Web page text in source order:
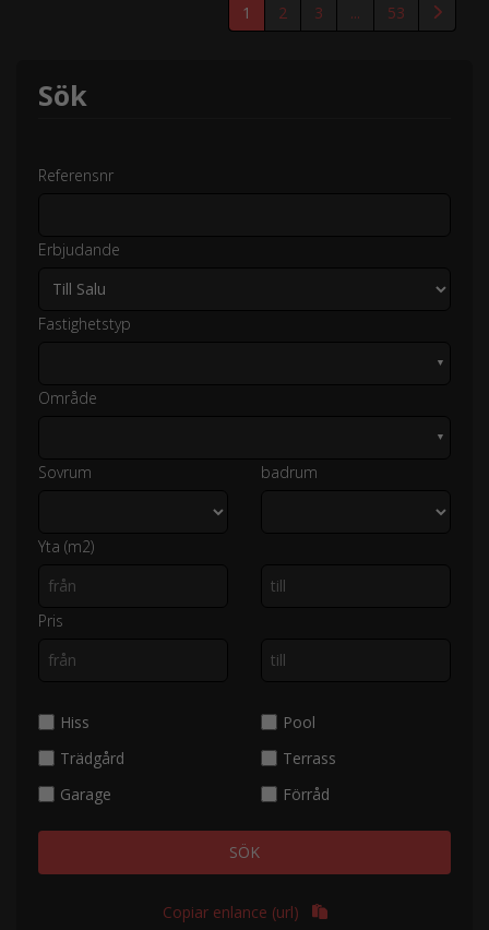
1 2 3 ... 53
Sök
Referensnr
Erbjudande
Fastighetstyp
▼
Område
▼
Sovrum badrum
Yta (m2)
Pris
Hiss
Pool
Trädgård
Terrass
Garage
Förråd
SÖK
Copiar enlance (url)